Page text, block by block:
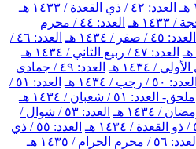
العدد: ٤٢ / ذي القعدة / ١٤٣٣ هـ
العدد: ٤٤ / محرم
العدد: ٤٥ / صفر / ١٤٣٤ هـ
العدد: ٤٦ /
العدد: ٤٧ / ربيع الثاني / ١٤٣٤ هـ
العدد: ٤٩ / جمادى
العدد: ٥٠ / رجب / ١٤٣٤ هـ
العدد: ٥١ /
ملحق- العدد: ٥١ / شعبان / ١٤٣٤ هـ
العدد: ٥٣ / شوال /
العدد: ٥٥ / ذي
العدد: ٥٦ / محرم الحرام / ١٤٣٥ هـ